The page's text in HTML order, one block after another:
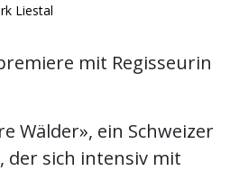
Liestal
mit Regisseurin
Wälder», ein Schweizer
der sich intensiv mit